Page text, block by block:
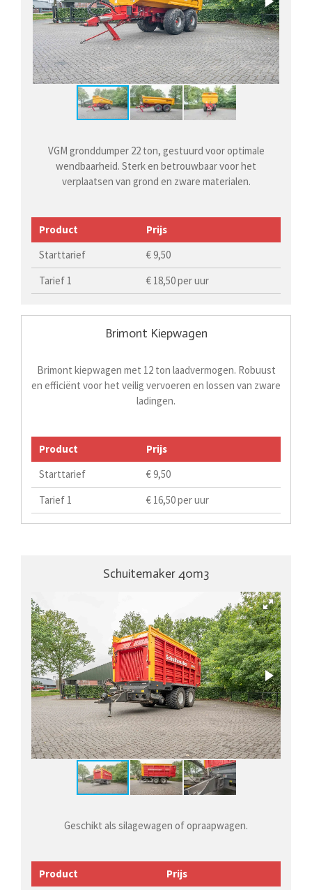
VGM gronddumper 22 ton, gestuurd voor optimale
wendbaarheid. Sterk en betrouwbaar voor het
verplaatsen van grond en zware materialen.
Product
Prijs
Starttarief
€ 9,50
Tarief 1
€ 18,50 per uur
Brimont Kiepwagen
Brimont kiepwagen met 12 ton laadvermogen. Robuust
en efficiënt voor het veilig vervoeren en lossen van zware
ladingen.
Product
Prijs
Starttarief
€ 9,50
Tarief 1
€ 16,50 per uur
Schuitemaker 40m3
Geschikt als silagewagen of opraapwagen.
Product Prijs